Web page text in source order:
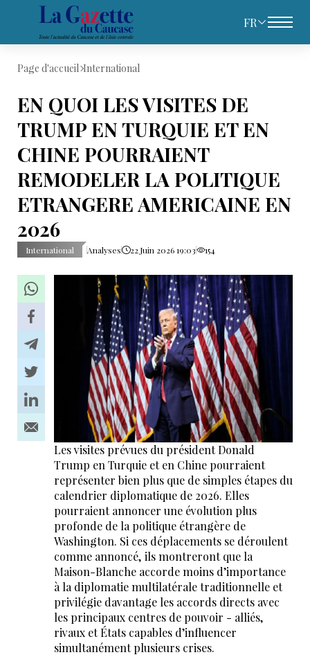
FR
Page d'accueil International
EN QUOI LES VISITES DE
TRUMP EN TURQUIE ET EN
CHINE POURRAIENT
REMODELER LA POLITIQUE
ETRANGERE AMERICAINE EN
2026
International Analyses 22 Juin 2026 19:03 154
Les visites prévues du président Donald
Trump en Turquie et en Chine pourraient
représenter bien plus que de simples étapes du
calendrier diplomatique de 2026. Elles
pourraient annoncer une évolution plus
profonde de la politique étrangère de
Washington. Si ces déplacements se déroulent
comme annoncé, ils montreront que la
Maison-Blanche accorde moins d’importance
à la diplomatie multilatérale traditionnelle et
privilégie davantage les accords directs avec
les principaux centres de pouvoir - alliés,
rivaux et États capables d’influencer
simultanément plusieurs crises.